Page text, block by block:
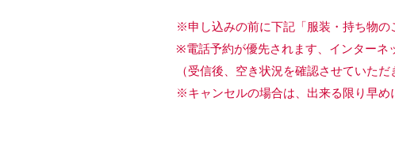
※申し込みの前に下記「服装・持ち物の
※電話予約が優先されます、インターネ
（受信後、空き状況を確認させていた
※キャンセルの場合は、出来る限り早め